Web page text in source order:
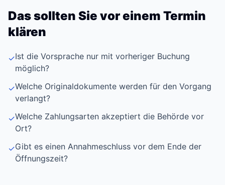
Das sollten Sie vor einem Termin
klären
✓Ist die Vorsprache nur mit vorheriger Buchung
möglich?
✓Welche Originaldokumente werden für den Vorgang
verlangt?
✓Welche Zahlungsarten akzeptiert die Behörde vor
Ort?
✓Gibt es einen Annahmeschluss vor dem Ende der
Öffnungszeit?